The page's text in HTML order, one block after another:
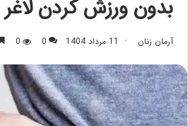
بدون ورزش کردن
آرمان زنان 11 مرداد 1404 0
0